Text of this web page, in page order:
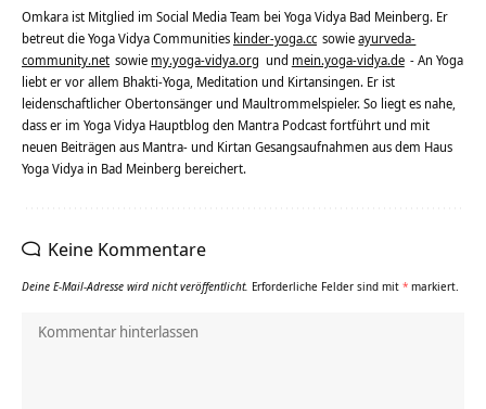
Omkara ist Mitglied im Social Media Team bei Yoga Vidya Bad Meinberg. Er
betreut die Yoga Vidya Communities kinder-yoga.cc sowieayurveda-
community.net sowie my.yoga-vidya.org und mein.yoga-vidya.de - An Yoga
liebt er vor allem Bhakti-Yoga, Meditation und Kirtansingen. Er ist
leidenschaftlicher Obertonsänger und Maultrommelspieler. So liegt es nahe,
dass er im Yoga Vidya Hauptblog den Mantra Podcast fortführt und mit
neuen Beiträgen aus Mantra- und Kirtan Gesangsaufnahmen aus dem Haus
Yoga Vidya in Bad Meinberg bereichert.
Keine Kommentare
Deine E-Mail-Adresse wird nicht veröffentlicht. Erforderliche Felder sind mit * markiert.